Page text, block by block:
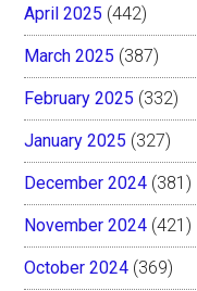
April 2025 (442)
March 2025 (387)
February 2025 (332)
January 2025 (327)
December 2024 (381)
November 2024 (421)
October 2024 (369)